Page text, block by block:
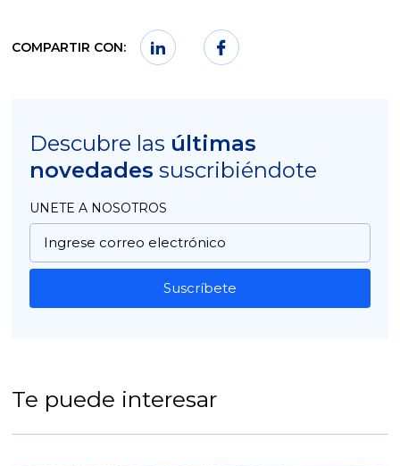
COMPARTIR CON:
Descubre las últimas
novedades suscribiéndote
UNETE A NOSOTROS
Suscríbete
Te puede interesar